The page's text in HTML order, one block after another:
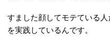
すました顔してモテている
を実践しているんです。